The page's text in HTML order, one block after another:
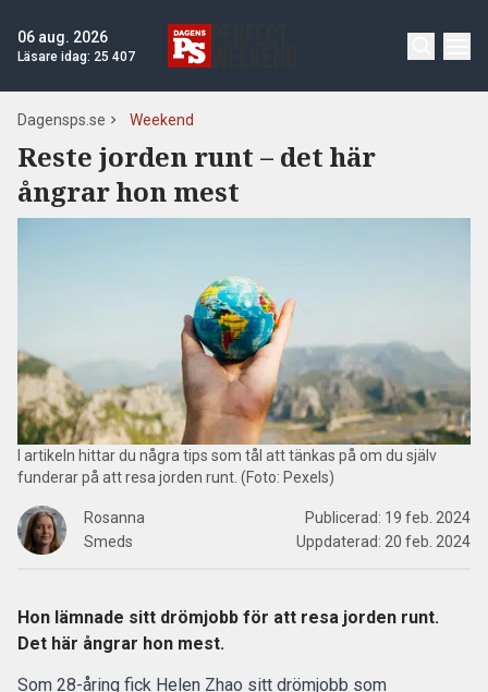
06 aug. 2026
Läsare idag: 25 407
Dagensps.se Weekend
Reste jorden runt – det här
ångrar hon mest
I artikeln hittar du några tips som tål att tänkas på om du själv
funderar på att resa jorden runt. (Foto: Pexels)
Rosanna
Smeds
Publicerad: 19 feb. 2024
Uppdaterad: 20 feb. 2024
Hon lämnade sitt drömjobb för att resa jorden runt.
Det här ångrar hon mest.
Som 28-åring fick Helen Zhao sitt drömjobb som